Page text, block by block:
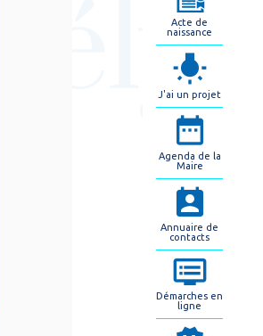
Acte de
naissance
J'ai un projet
Agenda de la
Maire
Annuaire de
contacts
Démarches en
ligne